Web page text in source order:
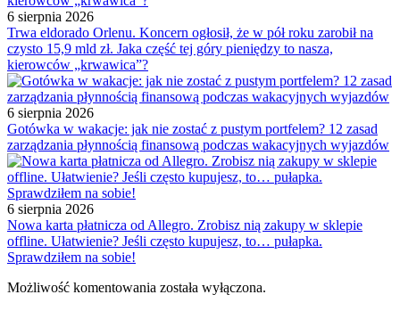
6 sierpnia 2026
Trwa eldorado Orlenu. Koncern ogłosił, że w pół roku zarobił na
czysto 15,9 mld zł. Jaka część tej góry pieniędzy to nasza,
kierowców „krwawica”?
6 sierpnia 2026
Gotówka w wakacje: jak nie zostać z pustym portfelem? 12 zasad
zarządzania płynnością finansową podczas wakacyjnych wyjazdów
6 sierpnia 2026
Nowa karta płatnicza od Allegro. Zrobisz nią zakupy w sklepie
offline. Ułatwienie? Jeśli często kupujesz, to… pułapka.
Sprawdziłem na sobie!
Możliwość komentowania została wyłączona.